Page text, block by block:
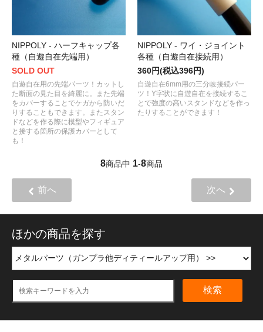
NIPPOLY - ハーフキャップ各
種（自遊自在先端用）
SOLD OUT
自遊自在用の先端パーツ！カットし
た断面の見た目を綺麗に。また先端
をカバーすることでケガから防いだ
りすることもできます。またスタン
ドなどを作る際に模型やフィギュア
と接する箇所の保護カバーとして
も！
NIPPOLY - ワイ・ジョイント
各種（自遊自在接続用）
360円(税込396円)
自遊自在6mm用の三分岐接続パー
ツ！Y字状に自遊自在を接続するこ
とで強度の高いスタンドなどを作っ
たりすることができます！
8商品中 1-8商品
前へ 次へ
ほかの商品を探す
検索